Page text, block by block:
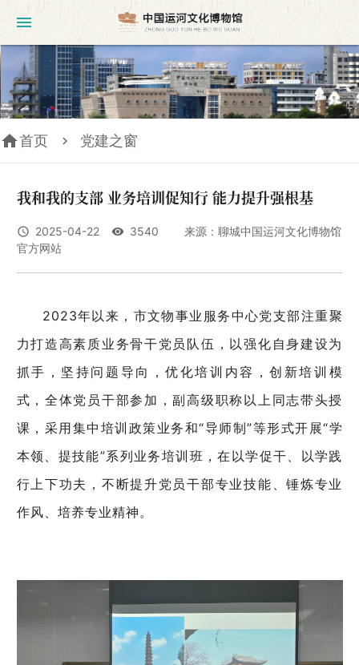
menu
home首页 党建之窗
我和我的支部 业务培训促知行 能力提升强根基
access_time 2025-04-22 remove_red_eye 3540 来源：聊城中国运河文化博物馆
官方网站
2023年以来，市文物事业服务中心党支部注重聚
力打造高素质业务骨干党员队伍，以强化自身建设为
抓手，坚持问题导向，优化培训内容，创新培训模
式，全体党员干部参加，副高级职称以上同志带头授
课，采用集中培训政策业务和“导师制”等形式开展“学
本领、提技能”系列业务培训班，在以学促干、以学践
行上下功夫，不断提升党员干部专业技能、锤炼专业
作风、培养专业精神。